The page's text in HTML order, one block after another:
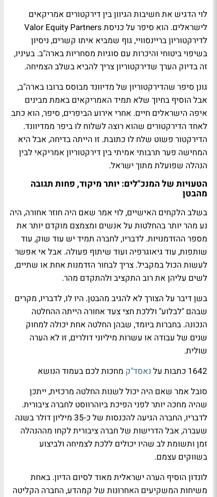
לוי הדגיש את חשיבות הגיוון בין דירקטורים אמריקאים
לישראלים. הוא סיפר על כניסת Valor Equity Partners
לדירקטוריון בריינסוויי, גוף שמביא איתו קשרים, ניסיון
בשיפוי ביטוחי והיכרות עם סוגיות מסחריות בארה"ב. בעיניו,
זה בדיוק הערך שדירקטוריון צריך להביא בשלב הצמיחה.
גונן סיפר שהדירקטוריון של מדיוונד מבוסס ברובו בארה"ב,
אבל הוסיף בחיוך שלא תמיד האמריקאים באמת מבינים
איפה הישראלים חיים. אחרי אירוע הביפרים, סיפר, הוא כתב
לאחד הדירקטורים שהוא רוצה לשלוח לו ביפר ממדיוונד.
הדירקטור פשוט שלח לו כתובת. זו הייתה בדיחה, אבל היא
המחישה פער תרבותי אמיתי בין דירקטוריון אמריקאי לבין
הנהלה שפועלת מתוך ישראל.
הטעויות של המנכ"לים: יותר מיקוד, פחות תגובה
מהבטן
בשלב הלקחים האישיים, לוי אמר שאם היה חוזר אחורה, היה
נע מהר יותר בהחלטות על אנשים ומצמצם מוקדם יותר את
מספר ההזדמנויות. לדבריו, לחברה תמיד יש עוד שוק, עוד
שותפות, עוד גיאוגרפיה ועוד שיתוף פעולה. אבל אי אפשר
לעשות הכול במקביל. צריך לבחור הזדמנות אחת או שתיים,
לשים עליהן את רוב התקציב ולהתקדם מהר.
בשן דיבר על הצורך לא להגיב מהבטן. היו לו, לדבריו, מקרים
שבהם "לבלוע" וללכת חצי צעד אחורה הייתה ההחלטה
הנכונה. בחברות ביומד, שבהן החלטה אחת יכולה למחוק
שנים של עבודה או עשרות מיליוני דולרים, זו לא הערה
שולית.
1642 כתבות על
נאסד"ק מחכות לכם בעמוד הנושא
סובל אמר שאם היה יכול לשנות החלטה מרכזית, ייתכן
שהיה מחכה יותר לפני הפיכת ביוהרווסט לחברה ציבורית.
לדבריו, החברה הגיעה להכנסות של כ-35 מיליון דולר בשנה
שעברה, אבל הדרישות של חברה ציבורית לקחו מההנהלה
זמן ותשומת לב שהיו יכולים ללכת לצמיחה ולביצוע
בשווקים עצמם.
לונדון הוסיף הערה ישראלית מאוד לסיום הדיון. באחת
משיחות המשקיעים האחרונות של קמהדע, החברה הקליטה